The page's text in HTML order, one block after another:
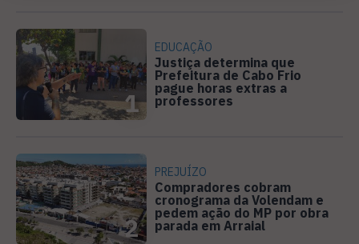
1
EDUCAÇÃO
Justiça determina que
Prefeitura de Cabo Frio
pague horas extras a
professores
2
PREJUÍZO
Compradores cobram
cronograma da Volendam e
pedem ação do MP por obra
parada em Arraial